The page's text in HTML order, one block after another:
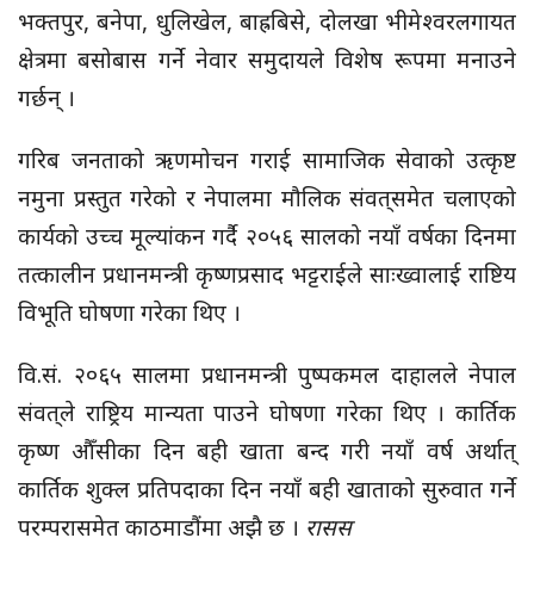
भक्तपुर, बनेपा, धुलिखेल, बाह्रबिसे, दोलखा भीमेश्वरलगायत
क्षेत्रमा बसोबास गर्ने नेवार समुदायले विशेष रूपमा मनाउने
गर्छन् ।
गरिब जनताको ऋणमोचन गराई सामाजिक सेवाको उत्कृष्ट
नमुना प्रस्तुत गरेको र नेपालमा मौलिक संवत्‌समेत चलाएको
कार्यको उच्च मूल्यांकन गर्दै २०५६ सालको नयाँ वर्षका दिनमा
तत्कालीन प्रधानमन्त्री कृष्णप्रसाद भट्टराईले साःख्वालाई राष्टिय
विभूति घोषणा गरेका थिए ।
वि.सं. २०६५ सालमा प्रधानमन्त्री पुष्पकमल दाहालले नेपाल
संवत्‌ले राष्ट्रिय मान्यता पाउने घोषणा गरेका थिए । कार्तिक
कृष्ण औँसीका दिन बही खाता बन्द गरी नयाँ वर्ष अर्थात्
कार्तिक शुक्ल प्रतिपदाका दिन नयाँ बही खाताको सुरुवात गर्ने
परम्परासमेत काठमाडौंमा अझै छ । रासस